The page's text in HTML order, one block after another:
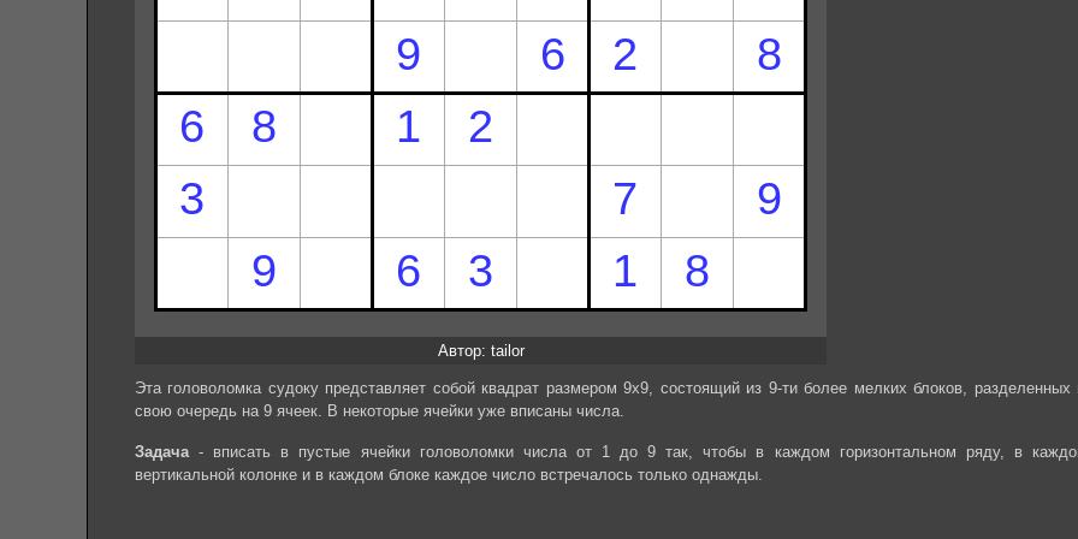
Автор: tailor
Эта головоломка судоку представляет собой квадрат размером 9х9, состоящий из 9-ти более мелких блоков, разделенных
свою очередь на 9 ячеек. В некоторые ячейки уже вписаны числа.
Задача- вписать в пустые ячейки головоломки числа от 1 до 9 так, чтобы в каждом горизонтальном ряду, в
вертикальной колонке и в каждом блоке каждое число встречалось только однажды.